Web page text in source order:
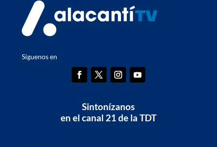
Síguenos en
Sintonízanos
en el canal 21 de la TDT